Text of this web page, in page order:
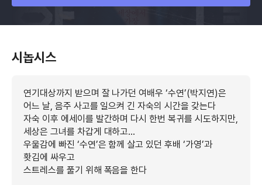
시놉시스
연기대상까지 받으며 잘 나가던 여배우 ‘수연’(박지연)은
어느 날, 음주 사고를 일으켜 긴 자숙의 시간을 갖는다
자숙 이후 에세이를 발간하며 다시 한번 복귀를 시도하지만,
세상은 그녀를 차갑게 대하고…
우울감에 빠진 ‘수연’은 함께 살고 있던 후배 ‘가영’과
홧김에 싸우고
스트레스를 풀기 위해 폭음을 한다